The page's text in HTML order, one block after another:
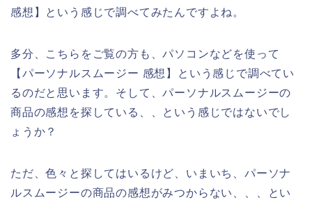
感想】という感じで調べてみたんですよね。
多分、こちらをご覧の方も、パソコンなどを使って
【パーソナルスムージー 感想】という感じで調べてい
るのだと思います。そして、パーソナルスムージーの
商品の感想を探している、、という感じではないでし
ょうか？
ただ、色々と探してはいるけど、いまいち、パーソナ
ルスムージーの商品の感想がみつからない、、、とい